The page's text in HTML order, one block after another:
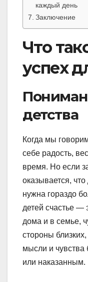
каждый день
Заключение
Что
успех
детства
Когда мы
себе радость,
время. Но если
оказывается,
нужна гораздо
детей счастье —
дома и в семье,
стороны
мысли и чувства
или наказанным.